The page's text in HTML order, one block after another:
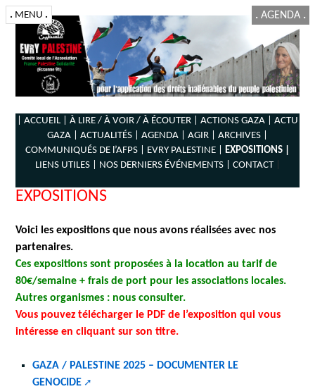
. MENU . . AGENDA .
| ACCUEIL | À LIRE / À VOIR / À ÉCOUTER | ACTIONS GAZA |
ACTU
GAZA |
ACTUALITÉS | AGENDA | AGIR |
ARCHIVES |
COMMUNIQUÉS DE l’AFPS |
EVRY PALESTINE |
EXPOSITIONS |
LIENS UTILES |
NOS DERNIERS ÉVÉNEMENTS | CONTACT|
EXPOSITIONS
Voici les expositions que nous avons réalisées avec nos
partenaires.
Ces expositions sont proposées à la location au tarif de
80€/semaine + frais de port pour les associations locales.
Autres organismes : nous consulter.
Vous pouvez télécharger le PDF de l’exposition qui vous
intéresse en cliquant sur son titre.
GAZA / PALESTINE 2025 – DOCUMENTER LE
GENOCIDE